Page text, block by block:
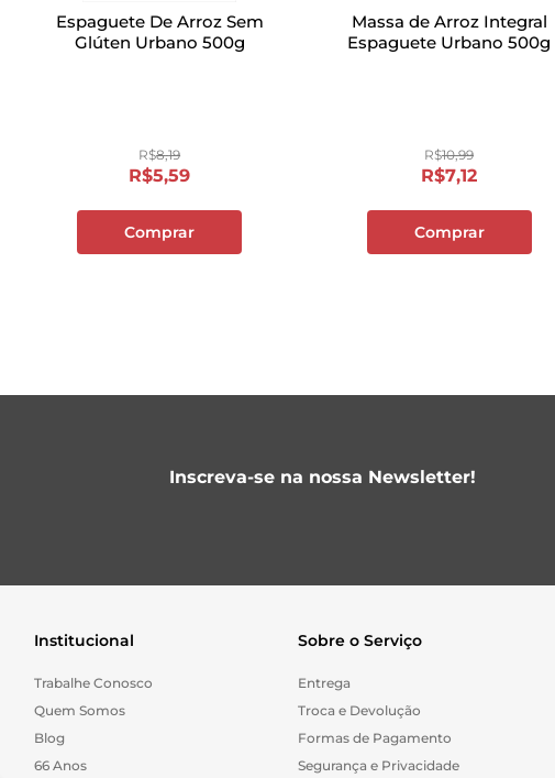
Espaguete De Arroz Sem
Glúten Urbano 500g
R$8,19
R$5,59
Comprar
Massa de Arroz Integral
Espaguete Urbano 500g
R$10,99
R$7,12
Comprar
Inscreva-se na nossa Newsletter!
Institucional
Trabalhe Conosco
Quem Somos
Blog
66 Anos
Sobre o Serviço
Entrega
Troca e Devolução
Formas de Pagamento
Segurança e Privacidade